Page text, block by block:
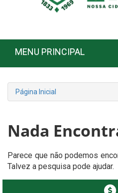
MENU PRINCIPAL
Página Inicial
Nada
Parece que não podemos
Talvez a pesquisa pode ajudar.